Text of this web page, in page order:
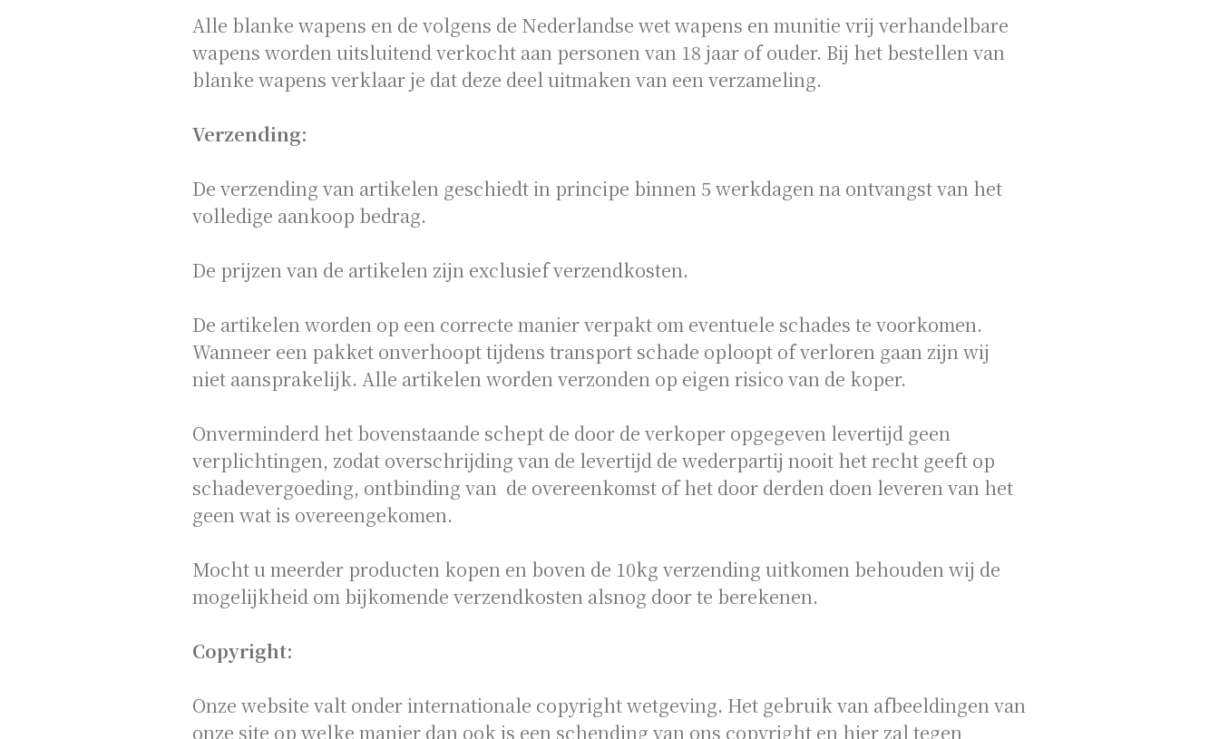
Alle blanke wapens en de volgens de Nederlandse wet wapens en munitie vrij verhandelbare
wapens worden uitsluitend verkocht aan personen van 18 jaar of ouder. Bij het bestellen van
blanke wapens verklaar je dat deze deel uitmaken van een verzameling.
Verzending:
De verzending van artikelen geschiedt in principe binnen 5 werkdagen na ontvangst van het
volledige aankoop bedrag.
De prijzen van de artikelen zijn exclusief verzendkosten.
De artikelen worden op een correcte manier verpakt om eventuele schades te voorkomen.
Wanneer een pakket onverhoopt tijdens transport schade oploopt of verloren gaan zijn wij
niet aansprakelijk. Alle artikelen worden verzonden op eigen risico van de koper.
Onverminderd het bovenstaande schept de door de verkoper opgegeven levertijd geen
verplichtingen, zodat overschrijding van de levertijd de wederpartij nooit het recht geeft op
schadevergoeding, ontbinding van de overeenkomst of het door derden doen leveren van het
geen wat is overeengekomen.
Mocht u meerder producten kopen en boven de 10kg verzending uitkomen behouden wij de
mogelijkheid om bijkomende verzendkosten alsnog door te berekenen.
Copyright:
Onze website valt onder internationale copyright wetgeving. Het gebruik van afbeeldingen van
onze site op welke manier dan ook is een schending van ons copyright en hier zal tegen